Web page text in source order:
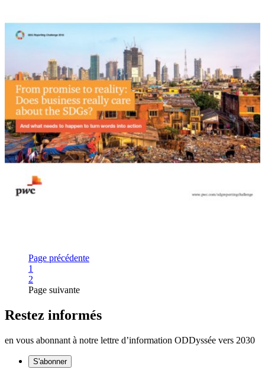
Page précédente
Page
1
Page
2
Page suivante
Restez informés
en vous abonnant à notre lettre d’information ODDyssée vers 2030
S'abonner